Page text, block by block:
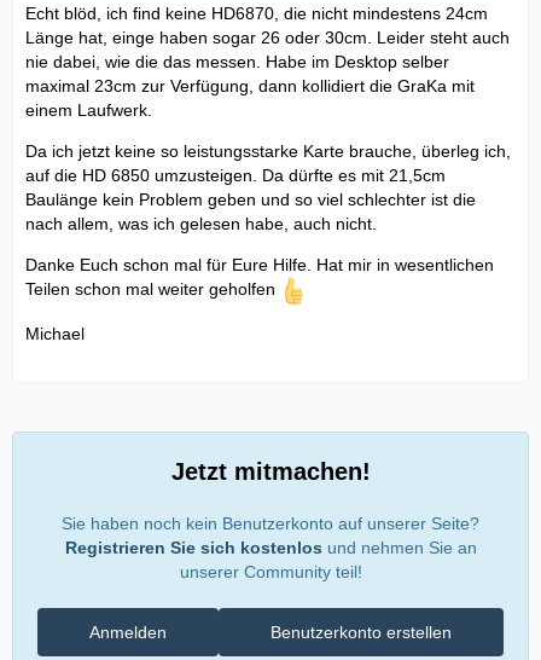
Echt blöd, ich find keine HD6870, die nicht mindestens 24cm
Länge hat, einge haben sogar 26 oder 30cm. Leider steht auch
nie dabei, wie die das messen. Habe im Desktop selber
maximal 23cm zur Verfügung, dann kollidiert die GraKa mit
einem Laufwerk.
Da ich jetzt keine so leistungsstarke Karte brauche, überleg ich,
auf die HD 6850 umzusteigen. Da dürfte es mit 21,5cm
Baulänge kein Problem geben und so viel schlechter ist die
nach allem, was ich gelesen habe, auch nicht.
Danke Euch schon mal für Eure Hilfe. Hat mir in wesentlichen
Teilen schon mal weiter geholfen
Michael
Jetzt mitmachen!
Sie haben noch kein Benutzerkonto auf unserer Seite?
Registrieren Sie sich kostenlos und nehmen Sie an
unserer Community teil!
Benutzerkonto erstellen
Anmelden